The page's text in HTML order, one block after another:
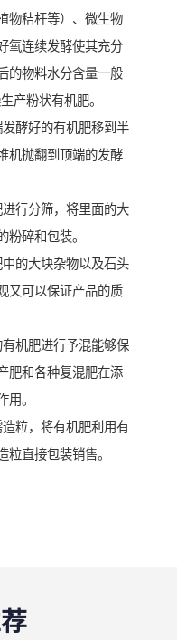
物秸杆等）、微生物
氧连续发酵使其充分
的物料水分含量一般
产粉状有机肥。
发酵好的有机肥移到半
机抛翻到顶端的发酵
进行分筛，将里面的大
粉碎和包装。
中的大块杂物以及石头
又可以保证产品的质
有机肥进行予混能够保
肥和各种复混肥在添
用。
造粒，将有机肥利用有
直接包装销售。